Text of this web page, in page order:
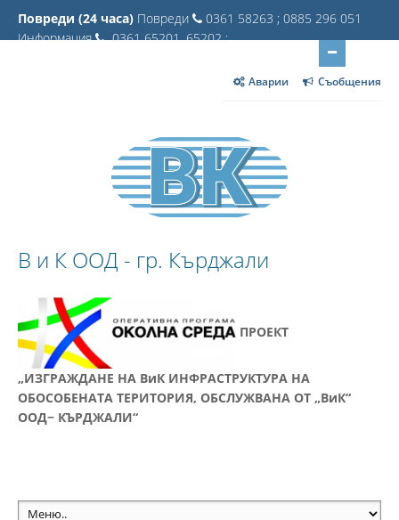
Повреди (24 часа) Повреди
0361 58263 ; 0885 296 051
Информация
0361 65201, 65202 ;
Аварии Съобщения
В и К ООД - гр. Кърджали
ПРОЕКТ
„ИЗГРАЖДАНЕ НА ВиК ИНФРАСТРУКТУРА НА
ОБОСОБЕНАТА ТЕРИТОРИЯ, ОБСЛУЖВАНА ОТ „ВиК“
ООД− КЪРДЖАЛИ“